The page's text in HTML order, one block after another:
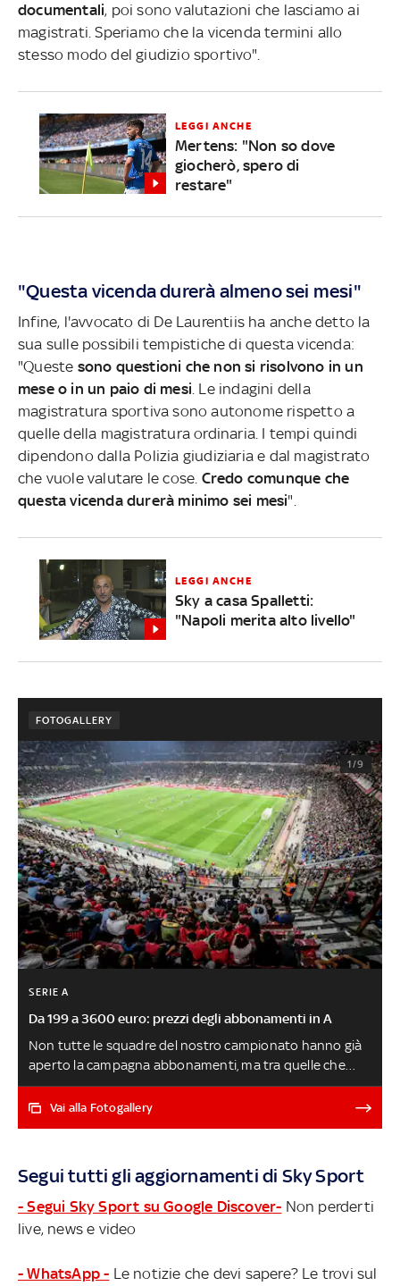
documentali, poi sono valutazioni che lasciamo ai
magistrati. Speriamo che la vicenda termini allo
stesso modo del giudizio sportivo".
LEGGI ANCHE
Mertens: "Non so dove
giocherò, spero di
restare"
"Questa vicenda durerà almeno sei mesi"
Infine, l'avvocato di De Laurentiis ha anche detto la
sua sulle possibili tempistiche di questa vicenda:
"Queste sono questioni che non si risolvono in un
mese o in un paio di mesi . Le indagini della
magistratura sportiva sono autonome rispetto a
quelle della magistratura ordinaria. I tempi quindi
dipendono dalla Polizia giudiziaria e dal magistrato
che vuole valutare le cose. Credo comunque che
questa vicenda durerà minimo sei mesi".
LEGGI ANCHE
Sky a casa Spalletti:
"Napoli merita alto livello"
FOTOGALLERY
1/9
SERIE A
Da 199 a 3600 euro: prezzi degli abbonamenti in A
Non tutte le squadre del nostro campionato hanno già
aperto la campagna abbonamenti, ma tra quelle che
l’hanno fatto ci sono big come Juve, Inter, Milan e Roma
e due delle tre neopromosse. Per rossoneri si parte da
contare quelle per 'under', 'over' o i rinnovi. Ecco tutti i
prezzi SERIE A, IL COMMENTO AL CALENDARIO LIVE
QUANTO COSTANO GLI ABBONAMENTI IN PREMIER
Vai alla Fotogallery
Segui tutti gli aggiornamenti di Sky Sport
- Segui Sky Sport su Google Discover- Non perderti
live, news e video
- WhatsApp - Le notizie che devi sapere? Le trovi sul